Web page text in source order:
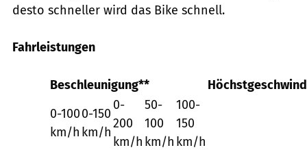
desto schneller wird das Bike schnell.
Fahrleistungen
Beschleunigung**
0-100
km/h
0-150
km/h
0-
200
km/h
50-
100
km/h
100-
150
km/h